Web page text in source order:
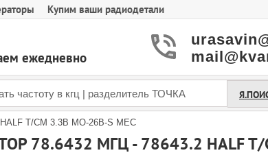
Купим ваши радиодетали
ежедневно
T/CM 3.3В MO-26B-S MEC
78.6432 МГЦ - 78643.2 HALF T/